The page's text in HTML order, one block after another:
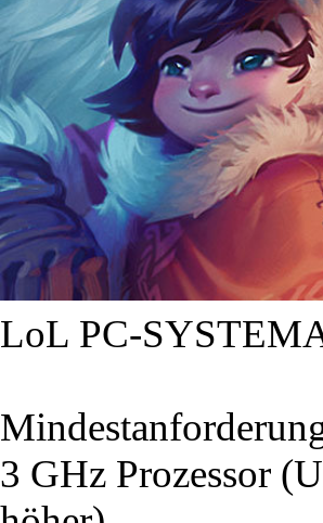
LoL PC-
3 GHz Prozessor